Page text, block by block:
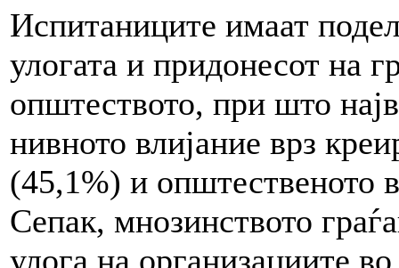
Испитаниците имаат
улогата и придонесот на
општеството, при што
нивното влијание врз
(45,1%) и општественото
Сепак, мнозинството
улога на организациите